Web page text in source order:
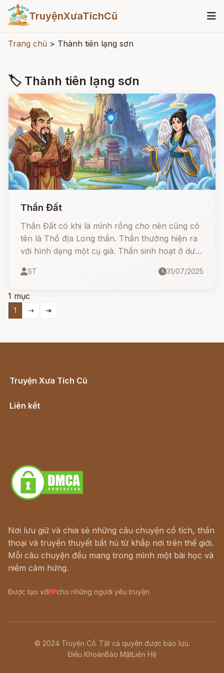
TruyệnXưaTíchCũ
Trang chủ > Thành tiên lạng sơn
🏷 Thành tiên lạng sơn
Thần Đất
Thần Đất có khi là mình rồng cho nên cũng có
tên là Thổ địa Long thần. Thần thường hiện ra
với hình dạng một cụ già. Thần sinh hoạt ở dưới
trần thế.
ST 31/07/2025
1 mục
1 ⇢ ⇥
Truyện Xưa Tích Cũ
Liên kết
Nơi lưu giữ và chia sẻ những câu chuyện cổ tích, thần
thoại và truyền thuyết bất hủ từ khắp nơi trên thế giới.
Mỗi câu chuyện đều mang trong mình một bài học và
niềm cảm hứng.
Được tạo với cho những người yêu truyện
© 2024 Truyện Cổ. Tất cả quyền được bảo lưu.
Điều KhoảnBảo MậtLiên Hệ